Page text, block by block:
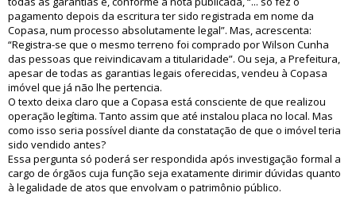
pagamento depois da escritura ter sido registrada em nome da
Copasa, num processo absolutamente legal”. Mas, acrescenta:
“Registra-se que o mesmo terreno foi comprado por Wilson Cunha
das pessoas que reivindicavam a titularidade”. Ou seja, a Prefeitura,
apesar de todas as garantias legais oferecidas, vendeu à Copasa
imóvel que já não lhe pertencia.
O texto deixa claro que a Copasa está consciente de que realizou
operação legítima. Tanto assim que até instalou placa no local. Mas
como isso seria possível diante da constatação de que o imóvel teria
sido vendido antes?
Essa pergunta só poderá ser respondida após investigação formal a
cargo de órgãos cuja função seja exatamente dirimir dúvidas quanto
à legalidade de atos que envolvam o patrimônio público.